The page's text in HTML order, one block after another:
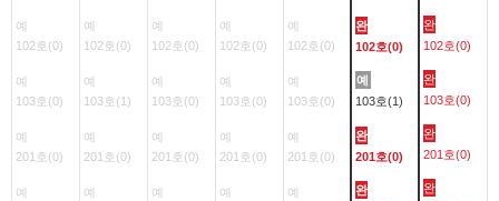
예
102호(0)
예
103호(0)
예
201호(0)
예
예
102호(0)
예
103호(1)
예
201호(0)
예
예
102호(0)
예
103호(0)
예
201호(0)
예
예
102호(0)
예
103호(0)
예
201호(0)
예
예
102호(0)
예
103호(0)
예
201호(0)
예
완
102호(0)
예
103호(1)
완
201호(0)
완
완
102호(0)
완
103호(0)
완
201호(0)
완